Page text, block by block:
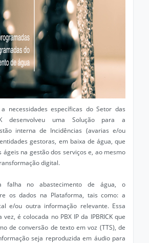
necessidades específicas do Setor das
desenvolveu uma Solução para a
interna de Incidências (avarias e/ou
gestoras, em baixa de água, que
na gestão dos serviços e, ao mesmo
digital.
falha no abastecimento de água, o
os dados na Plataforma, tais como: a
e/ou outra informação relevante. Essa
é colocada no PBX IP da IPBRICK que
de conversão de texto em voz (TTS), de
seja reproduzida em áudio para